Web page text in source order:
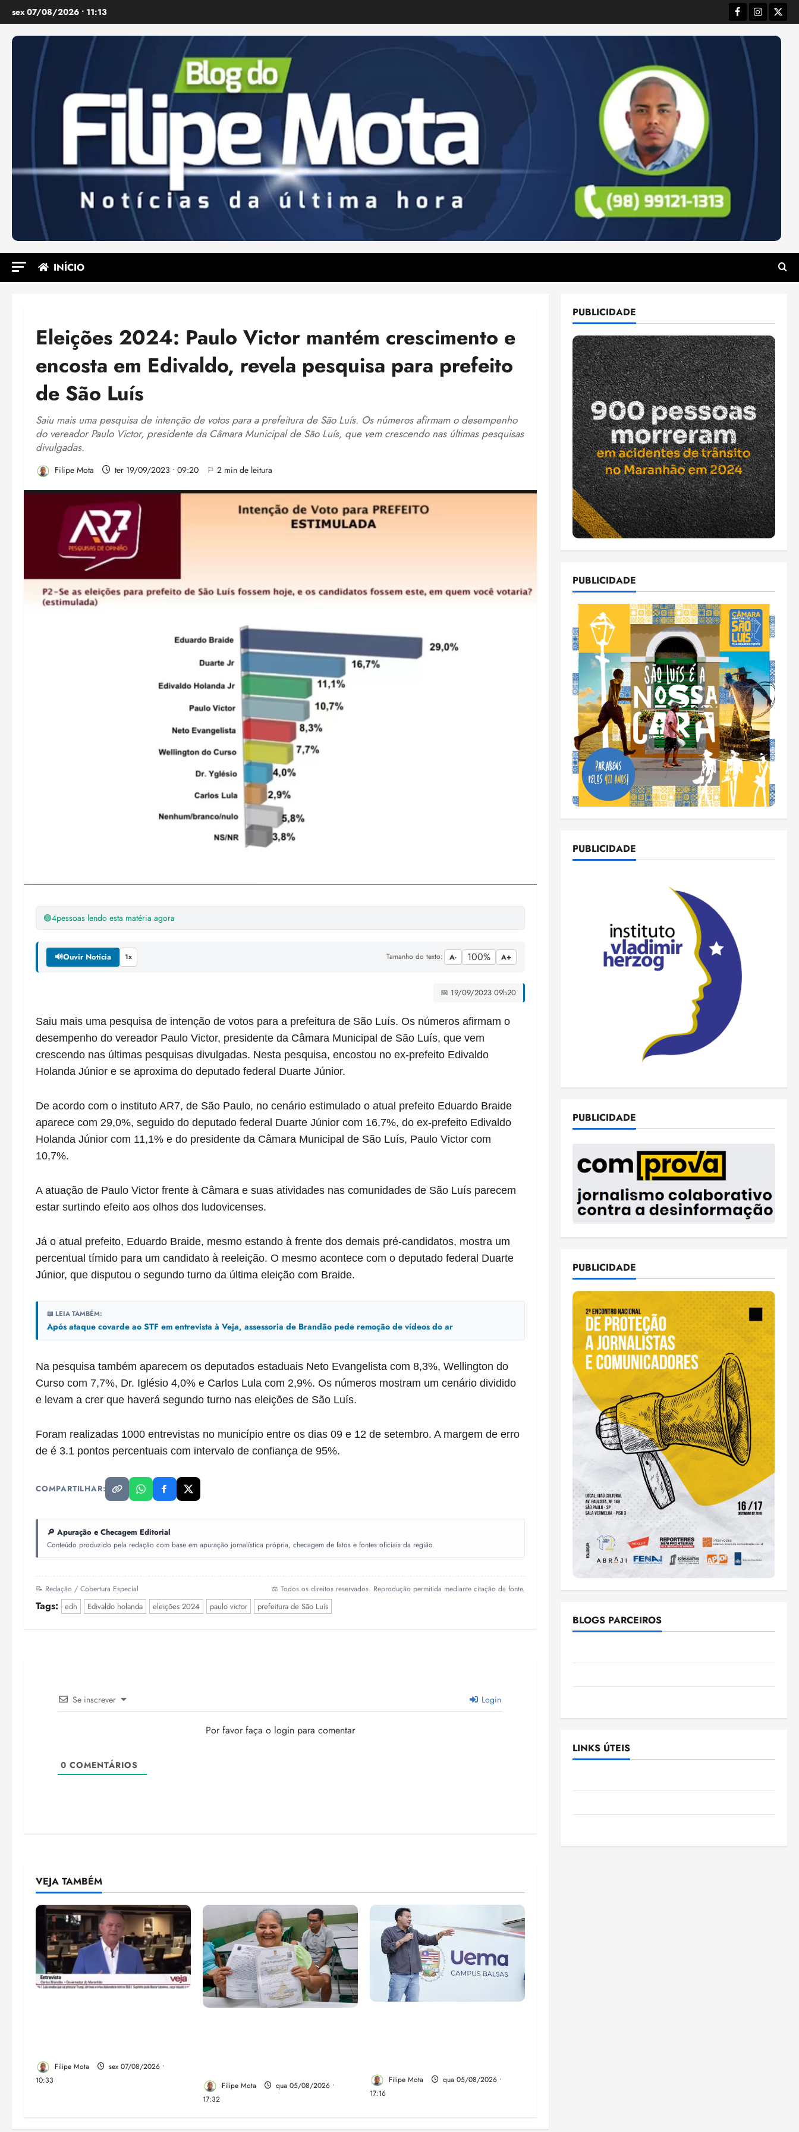
para
sex 07/08/2026 • 11:13 Facebook
Instagram
INÍCIO
Eleições 2024: Paulo Victor mantém crescimento e
encosta em Edivaldo, revela pesquisa para prefeito
de São Luís
Saiu mais uma pesquisa de intenção de votos para a prefeitura de São Luís. Os números afirmam o desempenho
do vereador Paulo Victor, presidente da Câmara Municipal de São Luís, que vem crescendo nas últimas pesquisas
divulgadas.
Filipe Mota ter 19/09/2023 • 09:20 ⚐ 2 min de leitura
🟢4pessoas lendo esta matéria agora
🔊Ouvir Notícia 1x Tamanho do texto: A- 100% A+
📅 19/09/2023 09h20
Saiu mais uma pesquisa de intenção de votos para a prefeitura de São Luís. Os números afirmam o
desempenho do vereador Paulo Victor, presidente da Câmara Municipal de São Luís, que vem
crescendo nas últimas pesquisas divulgadas. Nesta pesquisa, encostou no ex-prefeito Edivaldo
Holanda Júnior e se aproxima do deputado federal Duarte Júnior.
De acordo com o instituto AR7, de São Paulo, no cenário estimulado o atual prefeito Eduardo Braide
aparece com 29,0%, seguido do deputado federal Duarte Júnior com 16,7%, do ex-prefeito Edivaldo
Holanda Júnior com 11,1% e do presidente da Câmara Municipal de São Luís, Paulo Victor com
10,7%.
A atuação de Paulo Victor frente à Câmara e suas atividades nas comunidades de São Luís parecem
estar surtindo efeito aos olhos dos ludovicenses.
Já o atual prefeito, Eduardo Braide, mesmo estando à frente dos demais pré-candidatos, mostra um
percentual tímido para um candidato à reeleição. O mesmo acontece com o deputado federal Duarte
Júnior, que disputou o segundo turno da última eleição com Braide.
📖 LEIA TAMBÉM:
Após ataque covarde ao STF em entrevista à Veja, assessoria de Brandão pede remoção de vídeos do ar
Na pesquisa também aparecem os deputados estaduais Neto Evangelista com 8,3%, Wellington do
Curso com 7,7%, Dr. Iglésio 4,0% e Carlos Lula com 2,9%. Os números mostram um cenário dividido
e levam a crer que haverá segundo turno nas eleições de São Luís.
Foram realizadas 1000 entrevistas no município entre os dias 09 e 12 de setembro. A margem de erro
de é 3.1 pontos percentuais com intervalo de confiança de 95%.
COMPARTILHAR:
🔎 Apuração e Checagem Editorial
Conteúdo produzido pela redação com base em apuração jornalística própria, checagem de fatos e fontes oficiais da região.
📝 Redação / Cobertura Especial ⚖️ Todos os direitos reservados. Reprodução permitida mediante citação da fonte.
Tags: edh Edivaldo holanda eleições 2024 paulo victor prefeitura de São Luís
Se inscrever Login
Por favor faça o login para comentar
0 COMENTÁRIOS
VEJA TAMBÉM
Filipe Mota
sex 07/08/2026 •
10:33
Filipe Mota
qua 05/08/2026 •
17:32
Filipe Mota
qua 05/08/2026 •
17:16
PUBLICIDADE
PUBLICIDADE
PUBLICIDADE
PUBLICIDADE
PUBLICIDADE
BLOGS PARCEIROS
LINKS ÚTEIS